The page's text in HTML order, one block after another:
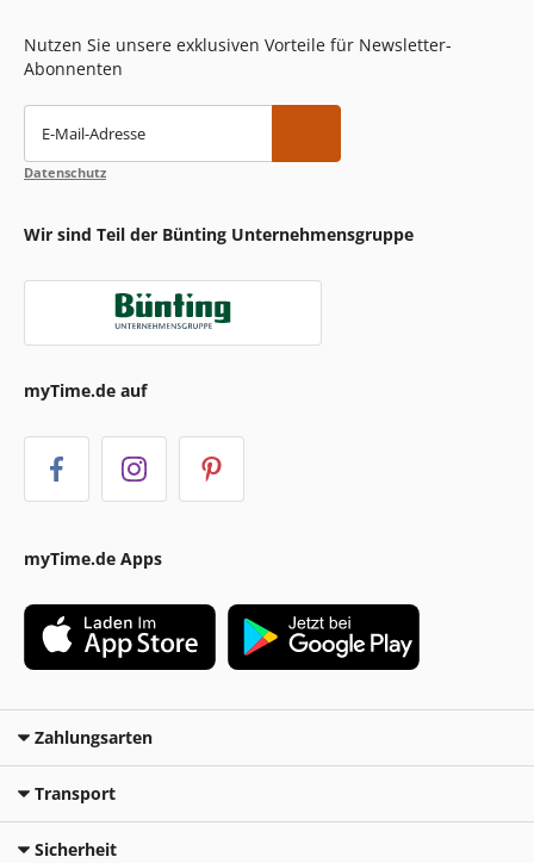
Nutzen Sie unsere exklusiven Vorteile für Newsletter-
Abonnenten
E-Mail-Adresse
Datenschutz
Wir sind Teil der Bünting Unternehmensgruppe
myTime.de auf
myTime.de Apps
Zahlungsarten
Transport
Sicherheit